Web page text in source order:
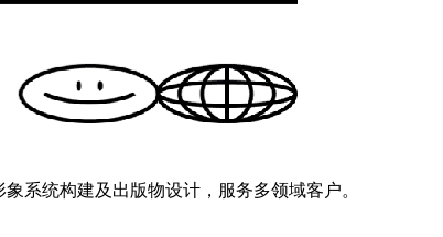
系统构建及出版物设计，服务多领域客户。